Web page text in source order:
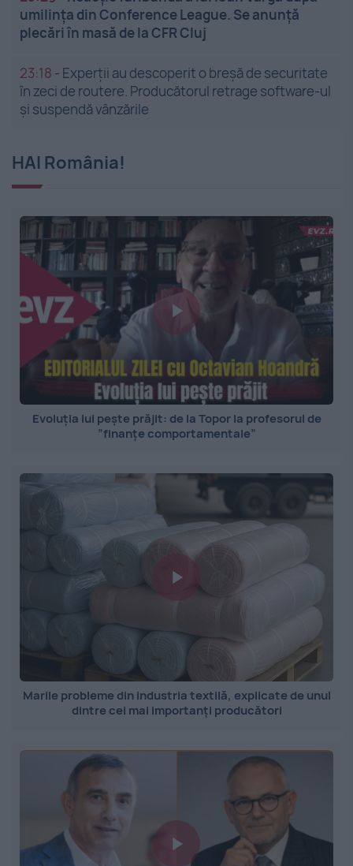
umilința din Conference League. Se anunță
plecări în masă de la CFR Cluj
23:18 - Experții au descoperit o breșă de securitate
în zeci de routere. Producătorul retrage software-ul
și suspendă vânzările
HAI România!
Evoluția lui pește prăjit: de la Topor la profesorul de
”finanțe comportamentale”
Marile probleme din industria textilă, explicate de unul
dintre cei mai importanți producători